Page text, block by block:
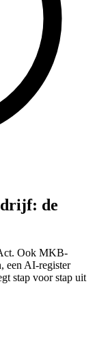
de
Ook MKB-
een AI-register
stap voor stap uit